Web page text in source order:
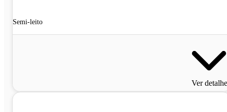
Semi-leito
Ver